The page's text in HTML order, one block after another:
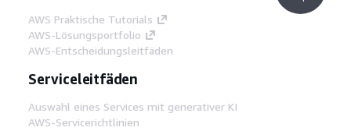
AWS Praktische Tutorials
AWS-Lösungsportfolio
AWS-Entscheidungsleitfäden
Serviceleitfäden
Auswahl eines Services mit generativer KI
AWS-Servicerichtlinien